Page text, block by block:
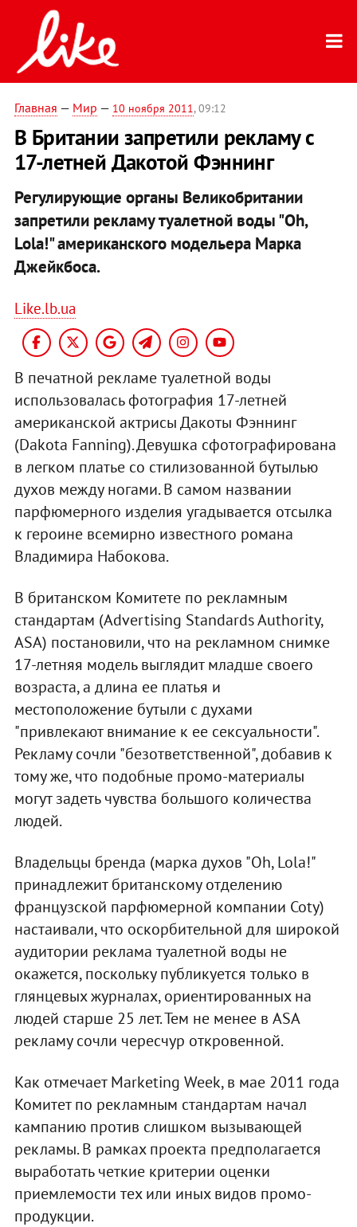
Главная — Мир — 10 ноября 2011, 09:12
В Британии запретили рекламу с
17-летней Дакотой Фэннинг
Регулирующие органы Великобритании
запретили рекламу туалетной воды "Oh,
Lola!" американского модельера Марка
Джейкбоса.
Like.lb.ua
В печатной рекламе туалетной воды
использовалась фотография 17-летней
американской актрисы Дакоты Фэннинг
(Dakota Fanning). Девушка сфотографирована
в легком платье со стилизованной бутылью
духов между ногами. В самом названии
парфюмерного изделия угадывается отсылка
к героине всемирно известного романа
Владимира Набокова.
В британском Комитете по рекламным
стандартам (Advertising Standards Authority,
ASA) постановили, что на рекламном снимке
17-летняя модель выглядит младше своего
возраста, а длина ее платья и
местоположение бутыли с духами
"привлекают внимание к ее сексуальности".
Рекламу сочли "безответственной", добавив к
тому же, что подобные промо-материалы
могут задеть чувства большого количества
людей.
Владельцы бренда (марка духов "Oh, Lola!"
принадлежит британскому отделению
французской парфюмерной компании Coty)
настаивали, что оскорбительной для широкой
аудитории реклама туалетной воды не
окажется, поскольку публикуется только в
глянцевых журналах, ориентированных на
людей старше 25 лет. Тем не менее в ASA
рекламу сочли чересчур откровенной.
Как отмечает Marketing Week, в мае 2011 года
Комитет по рекламным стандартам начал
кампанию против слишком вызывающей
рекламы. В рамках проекта предполагается
выработать четкие критерии оценки
приемлемости тех или иных видов промо-
продукции.